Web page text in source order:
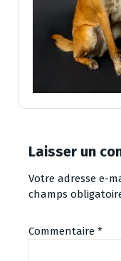
Laisser un
Votre adresse e-
champs
Commentaire *